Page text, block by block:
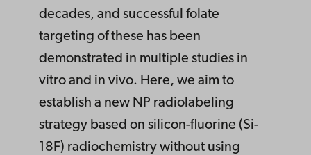
decades, and successful folate
targeting of these has been
demonstrated in multiple studies in
vitro and in vivo. Here, we aim to
establish a new NP radiolabeling
strategy based on silicon-fluorine (Si-
18F) radiochemistry without using